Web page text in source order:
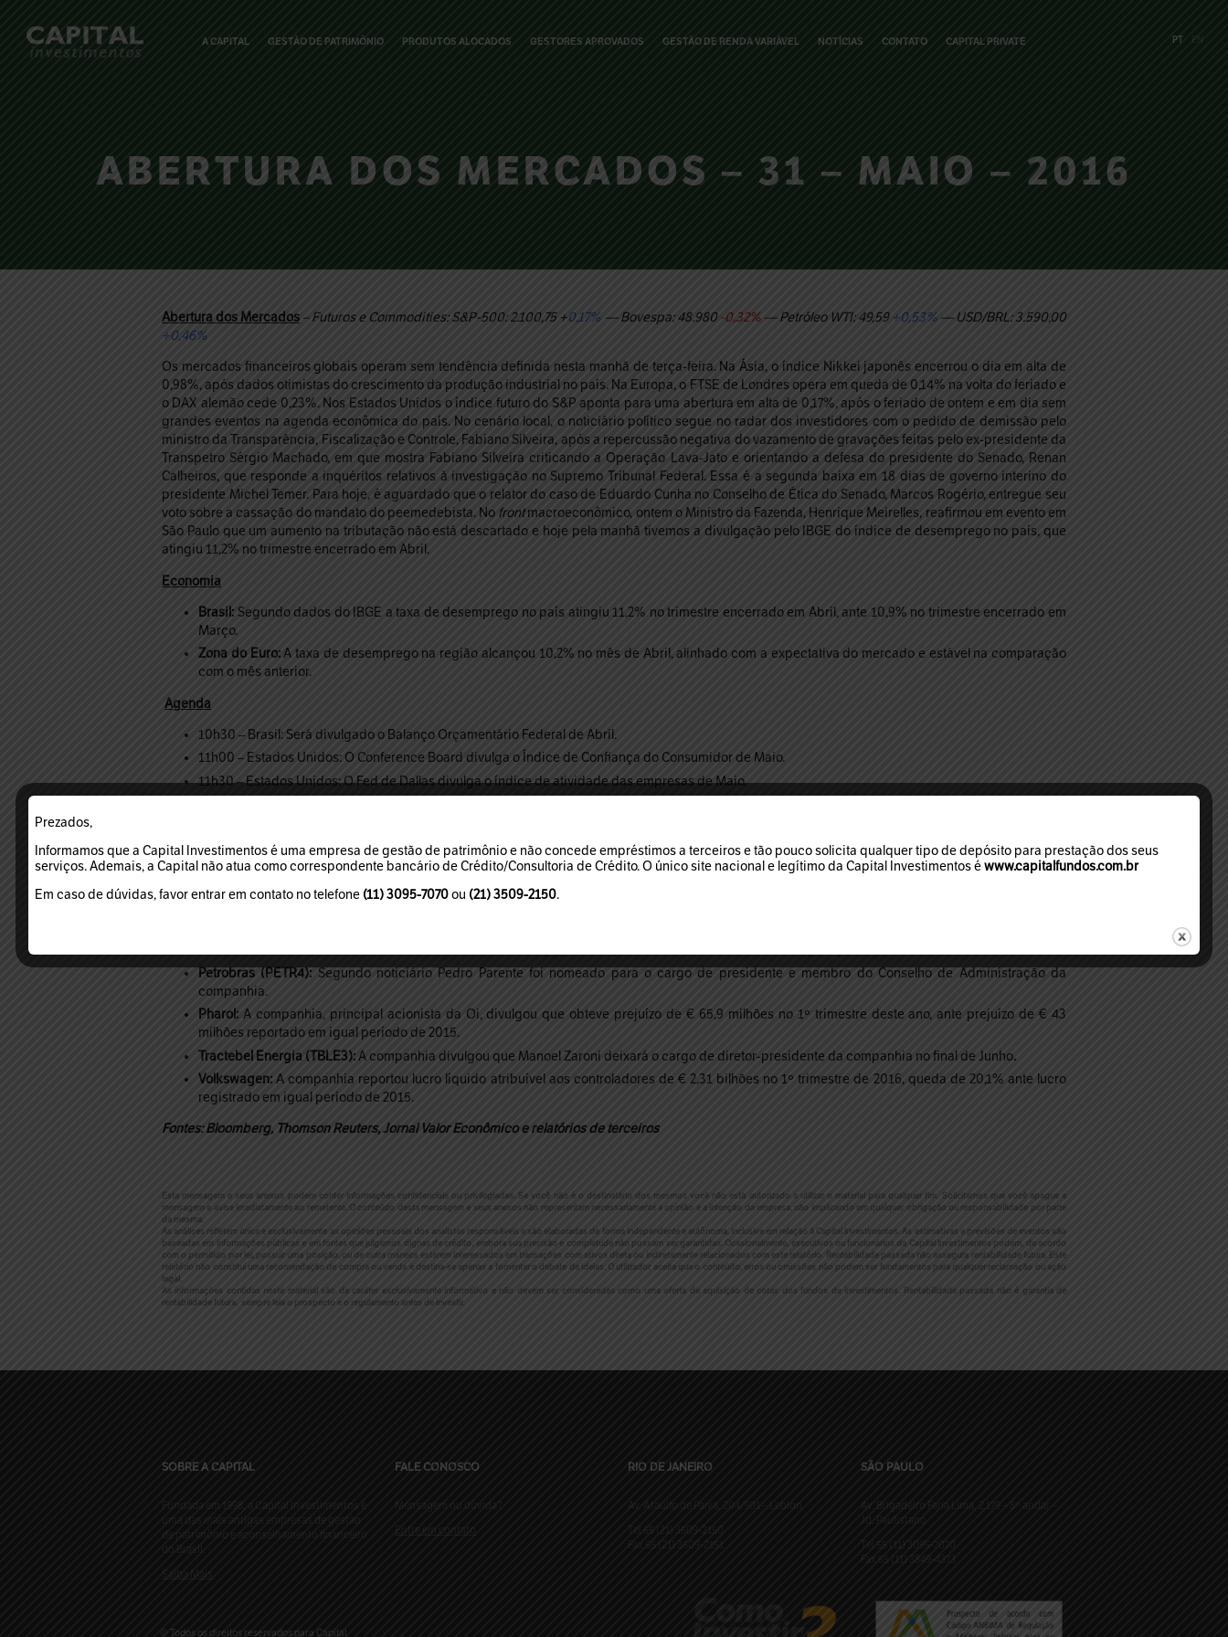
A CAPITAL GESTÃO DE PATRIMÔNIO PRODUTOS ALOCADOS GESTORES APROVADOS GESTÃO DE RENDA VARIÁVEL NOTÍCIAS CONTATO CAPITAL PRIVATE PT EN
ABERTURA DOS MERCADOS – 31 – MAIO – 2016
Abertura dos Mercados – Futuros e Commodities: S&P-500: 2.100,75 +0,17% — Bovespa: 48.980 -0,32%— Petróleo WTI: 49,59 +0,53%— USD/BRL: 3.590,00
+0,46%
Os mercados financeiros globais operam sem tendência definida nesta manhã de terça-feira. Na Ásia, o índice Nikkei japonês encerrou o dia em alta de
0,98%, após dados otimistas do crescimento da produção industrial no país. Na Europa, o FTSE de Londres opera em queda de 0,14% na volta do feriado e
o DAX alemão cede 0,23%. Nos Estados Unidos o índice futuro do S&P aponta para uma abertura em alta de 0,17%, após o feriado de ontem e em dia sem
grandes eventos na agenda econômica do país. No cenário local, o noticiário político segue no radar dos investidores com o pedido de demissão pelo
ministro da Transparência, Fiscalização e Controle, Fabiano Silveira, após a repercussão negativa do vazamento de gravações feitas pelo ex-presidente da
Transpetro Sérgio Machado, em que mostra Fabiano Silveira criticando a Operação Lava-Jato e orientando a defesa do presidente do Senado, Renan
Calheiros, que responde a inquéritos relativos à investigação no Supremo Tribunal Federal. Essa é a segunda baixa em 18 dias de governo interino do
presidente Michel Temer. Para hoje, é aguardado que o relator do caso de Eduardo Cunha no Conselho de Ética do Senado, Marcos Rogério, entregue seu
voto sobre a cassação do mandato do peemedebista. No frontmacroeconômico, ontem o Ministro da Fazenda, Henrique Meirelles, reafirmou em evento em
São Paulo que um aumento na tributação não está descartado e hoje pela manhã tivemos a divulgação pelo IBGE do índice de desemprego no país, que
atingiu 11,2% no trimestre encerrado em Abril.
Economia
Brasil: Segundo dados do IBGE a taxa de desemprego no país atingiu 11,2% no trimestre encerrado em Abril, ante 10,9% no trimestre encerrado em
Março.
Zona do Euro:A taxa de desemprego na região alcançou 10,2% no mês de Abril, alinhado com a expectativa do mercado e estável na comparação
com o mês anterior.
Agenda
10h30 – Brasil: Será divulgado o Balanço Orçamentário Federal de Abril.
11h00 – Estados Unidos: O Conference Board divulga o Índice de Confiança do Consumidor de Maio.
11h30 – Estados Unidos: O Fed de Dallas divulga o índice de atividade das empresas de Maio.
Energia:Segundo dados da Empresa de Pesquisa Energética (EPE) o consumo de eletricidade no sistema interligado do país no mês de Abril
apresentou alta de 1,4% ante o registrado em igual mês de 2015.
Petrobras (PETR4): Segundo noticiário Pedro Parente foi nomeado para o cargo de presidente e membro do Conselho de Administração da
companhia.
Pharol: A companhia, principal acionista da Oi, divulgou que obteve prejuízo de € 65,9 milhões no 1º trimestre deste ano, ante prejuízo de € 43
milhões reportado em igual período de 2015.
Tractebel Energia (TBLE3):A companhia divulgou que Manoel Zaroni deixará o cargo de diretor-presidente da companhia no final de Junho.
Volkswagen: A companhia reportou lucro líquido atribuível aos controladores de € 2,31 bilhões no 1º trimestre de 2016, queda de 20,1% ante lucro
registrado em igual período de 2015.
Fontes: Bloomberg, Thomson Reuters, Jornal Valor Econômico e relatórios de terceiros
Esta mensagem e seus anexos podem conter informações confidenciais ou privilegiadas. Se você não é o destinatário dos mesmos você não está autorizado a utilizar o material para qualquer fim. Solicitamos que você apague a
mensagem e avise imediatamente ao remetente. O conteúdo desta mensagem e seus anexos não representam necessariamente a opinião e a intenção da empresa, não implicando em qualquer obrigação ou responsabilidade por parte
da mesma.
As análises refletem única e exclusivamente as opiniões pessoais dos analistas responsáveis e são elaboradas de forma independente e autônoma, inclusive em relação à Capital Investimentos. As estimativas e previsões de eventos são
baseadas em informações públicas e em fontes que julgamos dignas de crédito, embora sua precisão e completude não possam ser garantidas. Ocasionalmente, executivos ou funcionários da Capital Investimentos podem, de acordo
com o permitido por lei, possuir uma posição, ou de outra maneira estarem interessados em transações com ativos direta ou indiretamente relacionados com este relatório. Rentabilidade passada não assegura rentabilidade futura. Este
relatório não constitui uma recomendação de compra ou venda e destina-se apenas a fomentar o debate de ideias. O utilizador aceita que o conteúdo, erros ou omissões não podem ser fundamentos para qualquer reclamação ou ação
legal.
As informações contidas neste material são de caráter exclusivamente informativo e não devem ser consideradas como uma oferta de aquisição de cotas dos fundos de investimentos. Rentabilidade passada não é garantia de
rentabilidade futura, sempre leia o prospecto e o regulamento antes de investir.
SOBRE A CAPITAL
Fundada em 1998, a Capital Investimentos é
uma das mais antigas empresas de gestão
de patrimônio e aconselhamento financeiro
do Brasil.
Saiba Mais
FALE CONOSCO
Mensagem ou dúvida?
Entre em contato
RIO DE JANEIRO
Av. Ataulfo de Paiva, 204/901 – Leblon
Tel 55 (21) 3509-2150
Fax 55 (21) 3509-2151
SÃO PAULO
Av. Brigadeiro Faria Lima, 2.179 – 8º andar –
Jd. Paulistano
Tel 55 (11) 3095-7070
Fax 55 (11) 3849-4373
© Todos os direitos reservados para Capital
Prezados,
Informamos que a Capital Investimentos é uma empresa de gestão de patrimônio e não concede empréstimos a terceiros e tão pouco solicita qualquer tipo de depósito para prestação dos seus
serviços. Ademais, a Capital não atua como correspondente bancário de Crédito/Consultoria de Crédito. O único site nacional e legítimo da Capital Investimentos éwww.capitalfundos.com.br
Em caso de dúvidas, favor entrar em contato no telefone (11) 3095-7070ou (21) 3509-2150.